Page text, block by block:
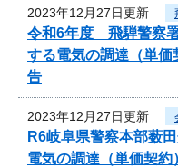
2023年12月27日更新
令和6年度 飛騨警察
する電気の調達（単
告
2023年12月27日更新
R6岐阜県警察本部薮
電気の調達（単価契